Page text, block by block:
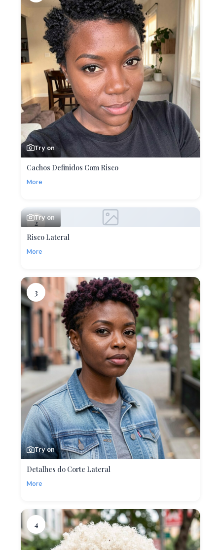
Try on
Cachos Definidos Com Risco
More
2
Try on
Risco Lateral
More
3
Try on
Detalhes do Corte Lateral
More
4